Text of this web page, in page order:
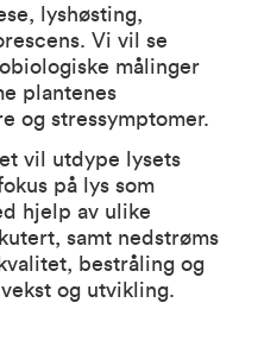
lyshøsting,
Vi vil se
målinger
plantenes
og stressymptomer.
vil utdype lysets
på lys som
hjelp av ulike
samt nedstrøms
bestråling og
og utvikling.